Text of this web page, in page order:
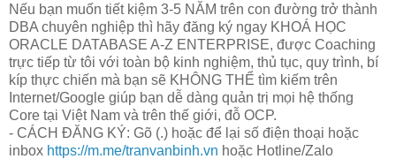
Nếu bạn muốn tiết kiệm 3-5 NĂM trên con đường trở thành
DBA chuyên nghiệp thì hãy đăng ký ngay KHOÁ HỌC
ORACLE DATABASE A-Z ENTERPRISE, được Coaching
trực tiếp từ tôi với toàn bộ kinh nghiệm, thủ tục, quy trình, bí
kíp thực chiến mà bạn sẽ KHÔNG THỂ tìm kiếm trên
Internet/Google giúp bạn dễ dàng quản trị mọi hệ thống
Core tại Việt Nam và trên thế giới, đỗ OCP.
- CÁCH ĐĂNG KÝ: Gõ (.) hoặc để lại số điện thoại hoặc
inbox https://m.me/tranvanbinh.vn hoặc Hotline/Zalo